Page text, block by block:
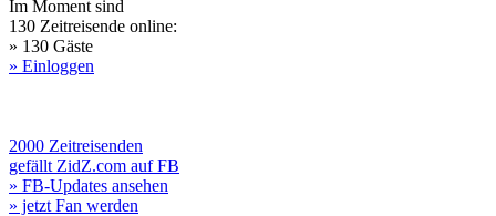
Im Moment sind
130 Zeitreisende online:
» 130 Gäste
» Einloggen
2000 Zeitreisenden
gefällt ZidZ.com auf FB
» FB-Updates ansehen
» jetzt Fan werden